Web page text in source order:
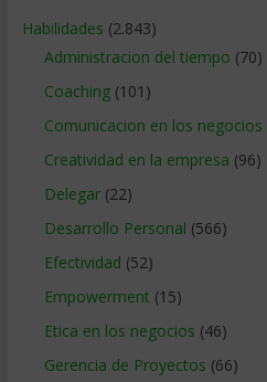
Habilidades (2.843)
Administracion del tiempo (70)
Coaching(101)
Comunicacion en los negocios
Creatividad en la empresa (96)
Delegar(22)
Desarrollo Personal (566)
Efectividad (52)
Empowerment (15)
Etica en los negocios (46)
Gerencia de Proyectos (66)